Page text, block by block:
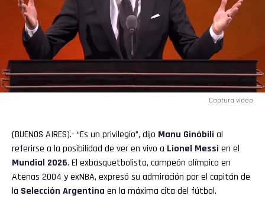
Captura video
(BUENOS AIRES).- “Es un privilegio”, dijo Manu Ginóbili al
referirse a la posibilidad de ver en vivo a Lionel Messi en el
Mundial 2026. El exbasquetbolista, campeón olímpico en
Atenas 2004 y exNBA, expresó su admiración por el capitán de
la Selección Argentina en la máxima cita del fútbol.